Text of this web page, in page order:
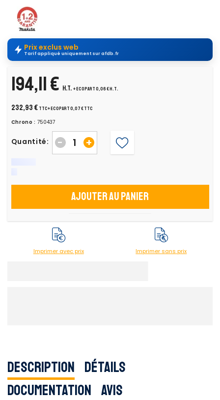
Prix exclus web
Tarif appliqué uniquement sur afdb.fr
194,11 € H.T. + ecopart 0,06 € H.T.
232,93 € TTC+ ecopart 0,07 € TTC
Chrono : 750437
Quantité: +
-
Ajouter au panier
Imprimer avec prix Imprimer sans prix
Description Détails
Documentation Avis